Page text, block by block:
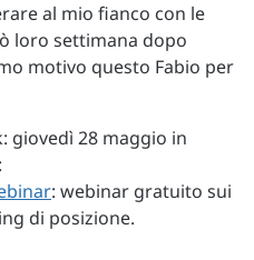
al mio fianco con le
loro settimana dopo
motivo questo Fabio per
giovedì 28 maggio in
: webinar gratuito sui
di posizione.